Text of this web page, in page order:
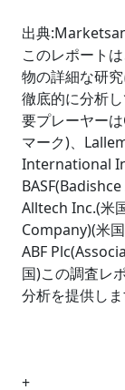
出典
このレポート
物の詳細な研
徹底的に分析
要プレーヤー
マーク)、
International
Alltech Inc.(米
Company)(米
ABF
国)この調査レ
分析を提供し
+